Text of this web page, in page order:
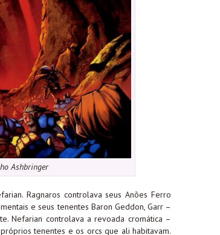
Ashbringer
Ragnaros controlava seus Anões Ferro
e seus tenentes Baron Geddon, Garr –
Nefarian controlava a revoada cromática –
tenentes e os orcs que ali habitavam.